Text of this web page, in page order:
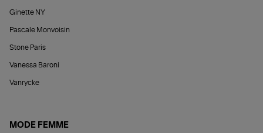
Ginette NY
Pascale Monvoisin
Stone Paris
Vanessa Baroni
Vanrycke
MODE FEMME